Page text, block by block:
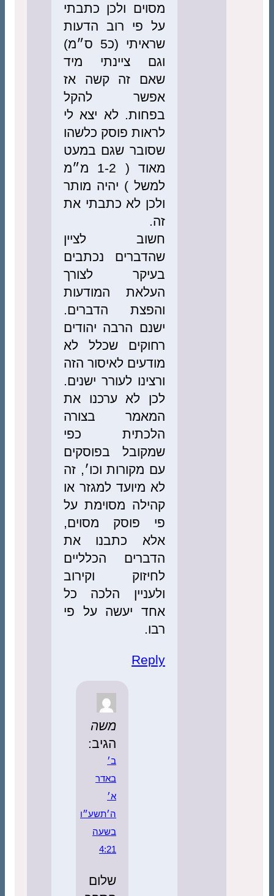
מסוים ולכן כתבתי
על פי רוב הדעות
שראיתי (כ5 ס״מ)
וגם ציינתי מיד
שאם זה קשה אז
אפשר להקל
בפחות. לא יצא לי
לראות פוסק כלשהו
שסובר שגם במעט
מאוד ( 1-2 מ״מ
למשל ) יהיה מותר
ולכן לא כתבתי את
זה.
חשוב לציין
שהדברים נכתבים
בעיקר לצורך
העלאת המודעות
והפצת הדברים.
ישנם הרבה יהודים
רחוקים שכלל לא
מודעים לאיסור הזה
ורצינו לעורר ישנים.
לכן לא ערכנו את
המאמר בצורה
הלכתית כפי
שמקובל בפוסקים
עם מקורות וכו׳, זה
לא מיועד למגזר או
קהילה מסוימת על
פי פוסק מסוים,
אלא כתבנו את
הדברים הכלליים
לחיזוק וקירוב
ולעניין הלכה כל
אחד יעשה על פי
רבו.
Reply
משה
הגיב:
ב׳
באדר
א׳
ה׳תשע״ו
בשעה
4:21
שלום